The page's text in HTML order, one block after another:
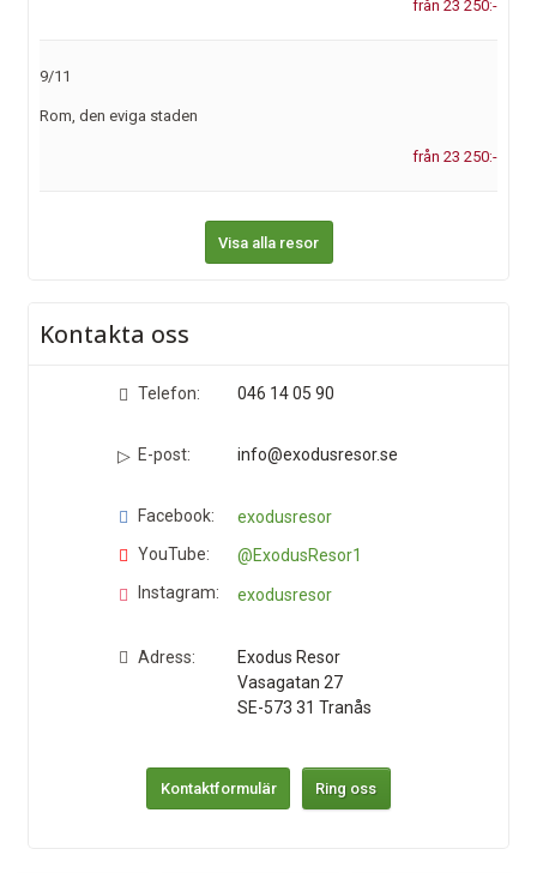
från 23 250:-
9/11
Rom, den eviga staden
från 23 250:-
Visa alla resor
Kontakta oss
Telefon: 046 14 05 90
E-post: info@exodusresor.se
Facebook:
exodusresor
YouTube:
@ExodusResor1
Instagram:
exodusresor
Adress:
Exodus Resor
Vasagatan 27
SE-573 31 Tranås
Kontaktformulär Ring oss